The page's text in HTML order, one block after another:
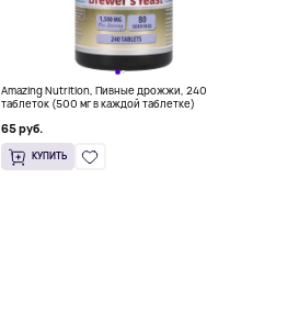
Amazing Nutrition, Пивные дрожжи, 240
таблеток (500 мг в каждой таблетке)
65 руб.
КУПИТЬ